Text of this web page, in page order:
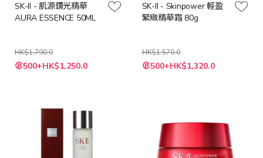
SK-II - 肌源鑽光精華
AURA ESSENCE 50ML
HK$1,790.0
特
殊 500+HK$1,250.0
SK-II - Skinpower 輕盈
緊緻精華霜 80g
HK$1,570.0
特
殊 500+HK$1,320.0